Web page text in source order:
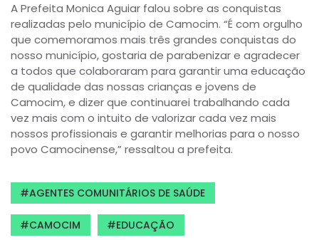
A Prefeita Monica Aguiar falou sobre as conquistas
realizadas pelo município de Camocim. “É com orgulho
que comemoramos mais três grandes conquistas do
nosso município, gostaria de parabenizar e agradecer
a todos que colaboraram para garantir uma educação
de qualidade das nossas crianças e jovens de
Camocim, e dizer que continuarei trabalhando cada
vez mais com o intuito de valorizar cada vez mais
nossos profissionais e garantir melhorias para o nosso
povo Camocinense,” ressaltou a prefeita.
AGENTES COMUNITÁRIOS DE SAÚDE
CAMOCIM EDUCAÇÃO